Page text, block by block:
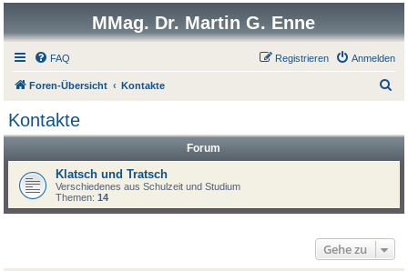
MMag. Dr. Martin G. Enne
FAQ Anmelden
Registrieren
Foren-Übersicht Kontakte
Kontakte
Forum
Klatsch und Tratsch
Verschiedenes aus Schulzeit und Studium
Themen:14
Gehe zu